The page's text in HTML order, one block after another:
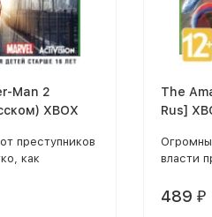
Man 2
XBOX
преступников
как
и
The
Rus]
власти
489₽